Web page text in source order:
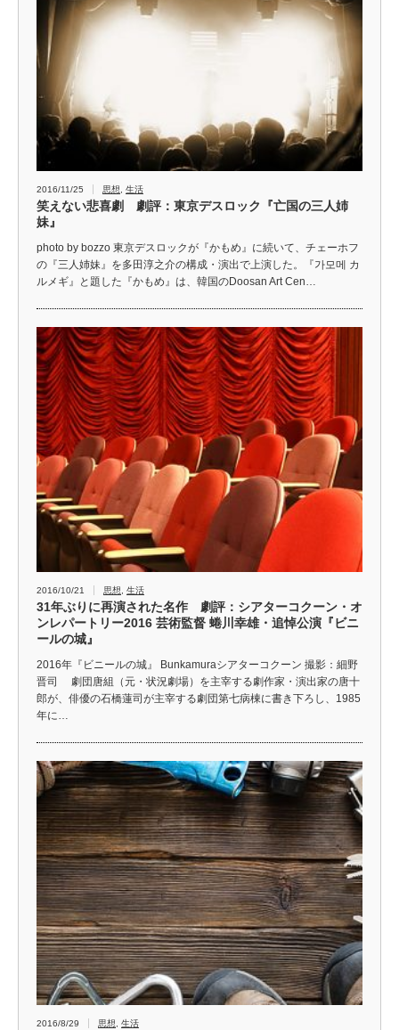
2016/11/25 思想, 生活
笑えない悲喜劇 劇評：東京デスロック『亡国の三人姉
妹』
photo by bozzo 東京デスロックが『かもめ』に続いて、チェーホフ
の『三人姉妹』を多田淳之介の構成・演出で上演した。『가모메 カ
ルメギ』と題した『かもめ』は、韓国のDoosan Art Cen…
2016/10/21 思想 生活
31年ぶりに再演された名作 劇評：シアターコクーン・オ
ンレパートリー2016 芸術監督 蜷川幸雄・追悼公演『ビニ
ールの城』
2016年『ビニールの城』 Bunkamuraシアターコクーン 撮影：細野
晋司 劇団唐組（元・状況劇場）を主宰する劇作家・演出家の唐十
郎が、俳優の石橋蓮司が主宰する劇団第七病棟に書き下ろし、1985
年に…
2016/8/29 思想, 生活